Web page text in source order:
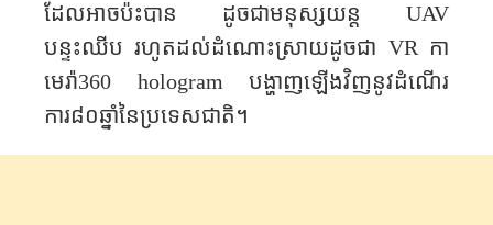
ដែលអាចប៉ះបាន ដូចជា​មនុស្សយន្ត UAV
បន្ទះឈីប រហូត​ដល់ដំណោះស្រាយ​ដូចជា VR កា
មេរ៉ា360 hologram ​ បង្ហាញ​​ឡើងវិញនូវ​ដំណើរ
ការ៨០​ឆ្នាំនៃ​ប្រទេសជាតិ​។